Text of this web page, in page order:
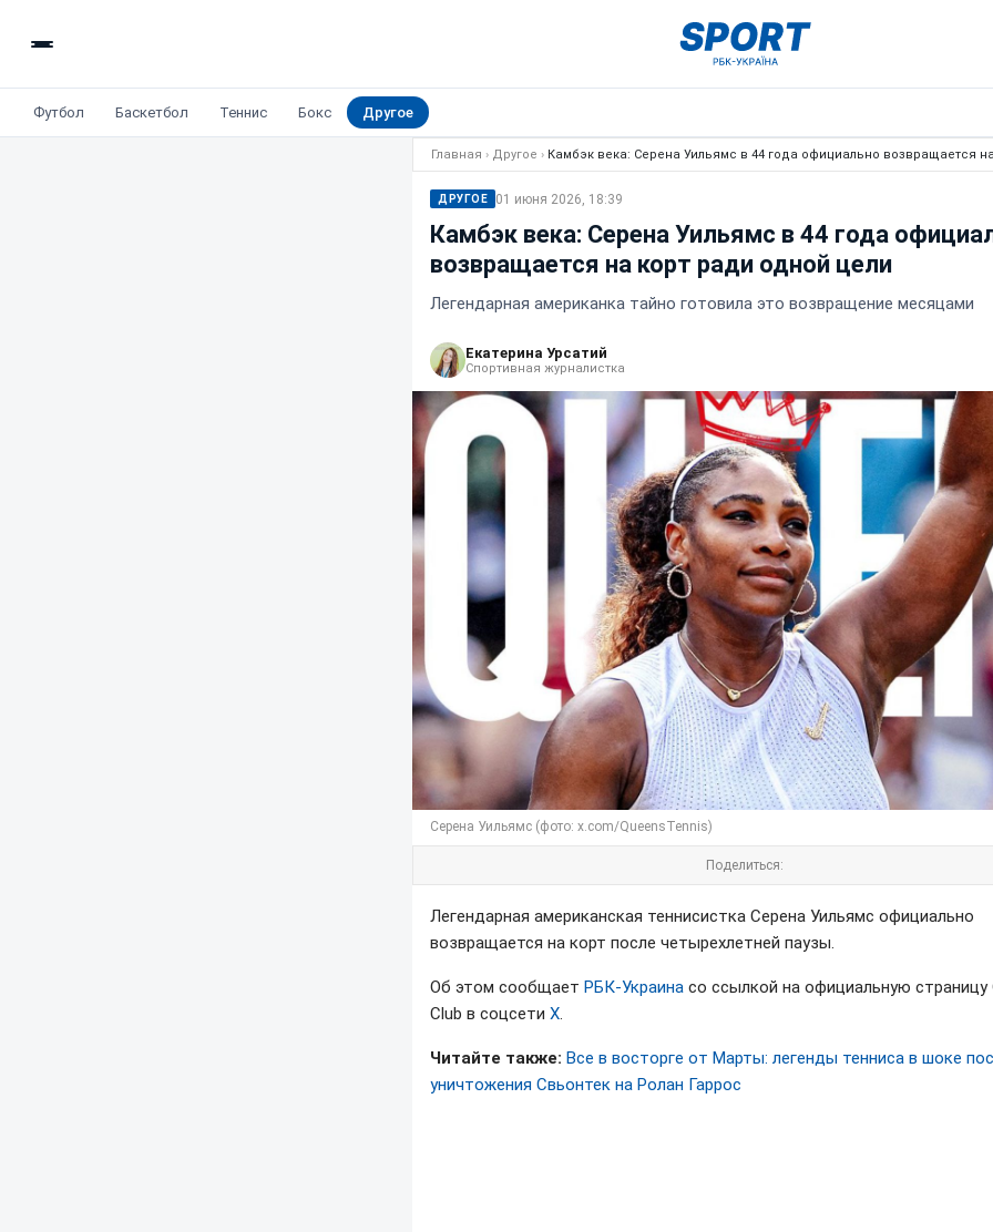
Футбол Баскетбол Теннис Бокс Другое
Главная › Другое › Камбэк века: Серена Уильямс в 44 года официально возвращается
ДРУГОЕ 01 июня 2026, 18:39
Камбэк века: Серена Уильямс в 44 года
возвращается на корт ради одной цели
Легендарная американка тайно готовила это возвращение месяцами
Екатерина Урсатий
Спортивная журналистка
Серена Уильямс (фото: x.com/QueensTennis)
Поделиться:
Легендарная американская теннисистка Серена Уильямс официально
возвращается на корт после четырехлетней паузы.
Об этом сообщает РБК-Украина со ссылкой на официальную страницу
Club в соцсети X.
Читайте также: Все в восторге от Марты: легенды тенниса в шоке
уничтожения Свьонтек на Ролан Гаррос